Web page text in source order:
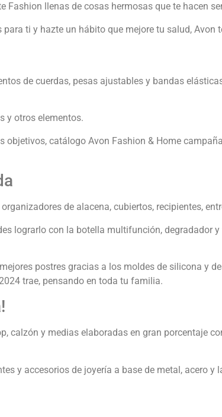
Fashion llenas de cosas hermosas que te hacen
ti y hazte un hábito que mejore tu salud, Avon
de cuerdas, pesas ajustables y bandas
y otros elementos.
catálogo Avon Fashion & Home
de alacena, cubiertos, recipientes,
lograrlo con la botella multifunción, degradador
postres gracias a los moldes de silicona y
trae, pensando en toda tu familia.
calzón y medias elaboradas en gran porcentaje
y accesorios de joyería a base de metal, acero y